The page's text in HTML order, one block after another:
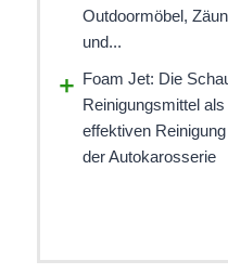
Outdoormöbel,
und...
Foam Jet: Die
Reinigungsmittel
effektiven
der Autokarosserie